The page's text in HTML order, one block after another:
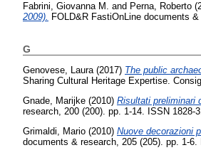
Fabrini, Giovanna M. and Perna, Roberto
2009). FOLD&R FastiOnLine documents
G
Genovese, Laura(2017) The public
Sharing Cultural Heritage Expertise.
Gnade, Marijke (2010) Risultati preliminari
research, 200 (200). pp. 1-14. ISSN 1828-
Grimaldi, Mario (2010) Nuove decorazioni
documents & research, 205 (205). pp. 1-6.